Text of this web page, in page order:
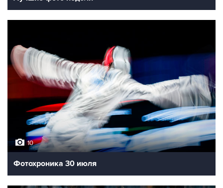
10
Фотохроника 30 июля